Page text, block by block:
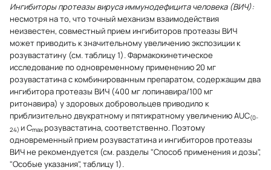
Ингибиторы протеазы вируса иммунодефицита человека (ВИЧ):
несмотря на то, что точный механизм взаимодействия
неизвестен, совместный прием ингибиторов протеазы ВИЧ
может приводить к значительному увеличению экспозиции к
розувастатину (см. таблицу 1). Фармакокинетическое
исследование по одновременному применению 20 мг
розувастатина с комбинированным препаратом, содержащим два
ингибитора протеазы ВИЧ (400 мг лопинавира/100 мг
ритонавира) у здоровых добровольцев приводило к
приблизительно двукратному и пятикратному увеличению AUC(0-
24) и Cmax розувастатина, соответственно. Поэтому
одновременный прием розувастатина и ингибиторов протеазы
ВИЧ не рекомендуется (см. разделы "Способ применения и дозы",
"Особые указания", таблицу 1).